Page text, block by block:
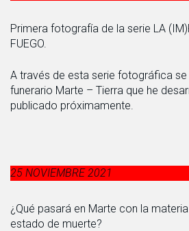
Primera fotografía de la serie LA
FUEGO.
A través de esta serie fotográfica se
funerario Marte – Tierra que he
publicado próximamente.
25 NOVIEMBRE 2021
¿Qué pasará en Marte con la
estado de muerte?